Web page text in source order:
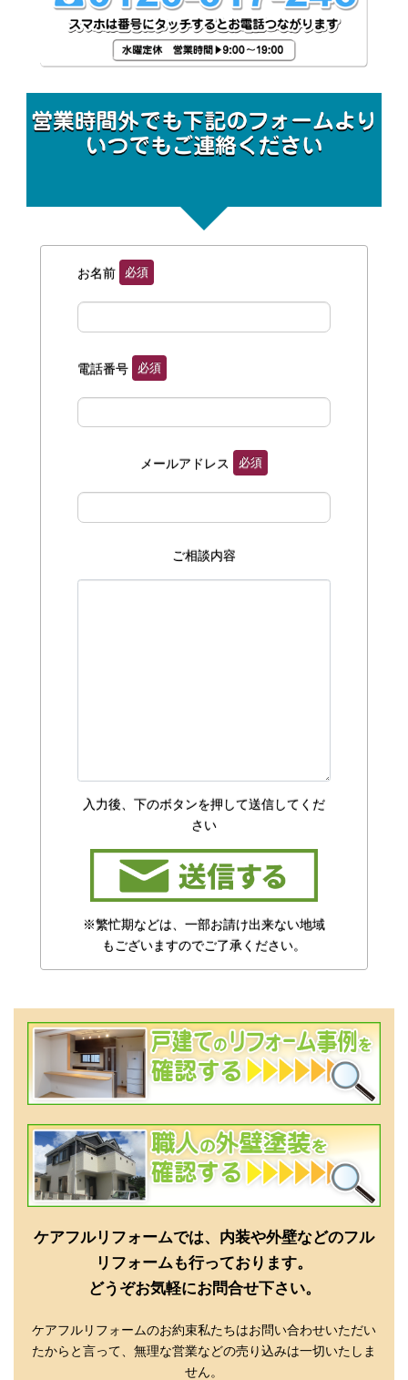
お名前 必須
電話番号 必須
メールアドレス 必須
ご相談内容
入力後、下のボタンを押して送信してくだ
さい
※繁忙期などは、一部お請け出来ない地域
もございますのでご了承ください。
ケアフルリフォームでは、内装や外壁などのフル
リフォームも行っております。
どうぞお気軽にお問合せ下さい。
ケアフルリフォームのお約束私たちはお問い合わせいただい
たからと言って、無理な営業などの売り込みは一切いたしま
せん。